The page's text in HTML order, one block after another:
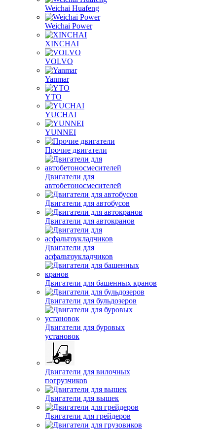
Sinotruk
Weichai Huafeng
Weichai Power
XINCHAI
VOLVO
Yanmar
YTO
YUCHAI
YUNNEI
Прочие двигатели
Двигатели для
автобетоносмесителей
Двигатели для автобусов
Двигатели для автокранов
Двигатели для
асфальтоукладчиков
Двигатели для башенных кранов
Двигатели для бульдозеров
Двигатели для буровых
установок
Двигатели для вилочных
погрузчиков
Двигатели для вышек